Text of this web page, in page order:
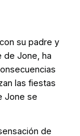
su padre y
de Jone, ha
las fiestas
Jone se
de